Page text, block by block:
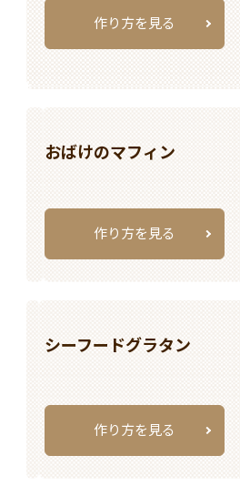
作り方を見る
おばけのマフィン
作り方を見る
シーフードグラタン
作り方を見る